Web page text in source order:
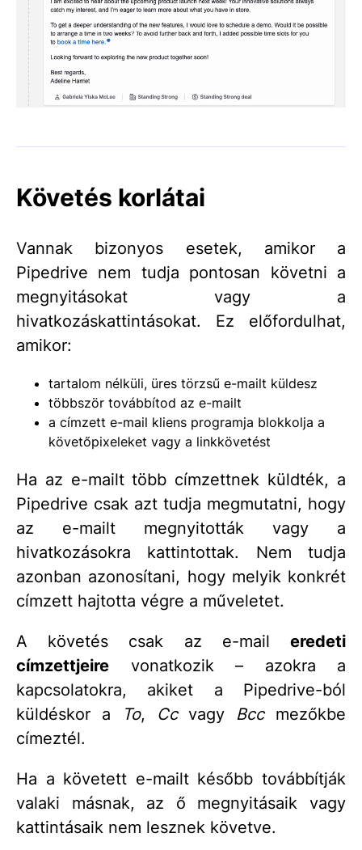
Követés korlátai
Vannak bizonyos esetek, amikor a
Pipedrive nem tudja pontosan követni a
megnyitásokat vagy a
hivatkozáskattintásokat. Ez előfordulhat,
amikor:
tartalom nélküli, üres törzsű e-mailt küldesz
többször továbbítod az e-mailt
a címzett e-mail kliens programja blokkolja a
követőpixeleket vagy a linkkövetést
Ha az e-mailt több címzettnek küldték, a
Pipedrive csak azt tudja megmutatni, hogy
az e-mailt megnyitották vagy a
hivatkozásokra kattintottak. Nem tudja
azonban azonosítani, hogy melyik konkrét
címzett hajtotta végre a műveletet.
A követés csak az e-mail eredeti
címzettjeire vonatkozik – azokra a
kapcsolatokra, akiket a Pipedrive-ból
küldéskor a
To, Ccvagy Bccmezőkbe
címeztél.
Ha a követett e-mailt később továbbítják
valaki másnak, az ő megnyitásaik vagy
kattintásaik nem lesznek követve.